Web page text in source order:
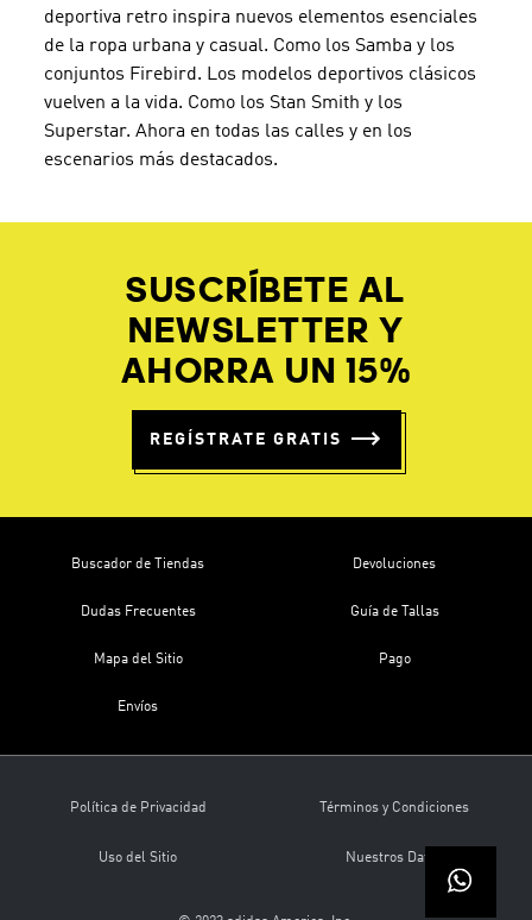
deportiva retro inspira nuevos elementos esenciales
de la ropa urbana y casual. Como los Samba y los
conjuntos Firebird. Los modelos deportivos clásicos
vuelven a la vida. Como los Stan Smith y los
Superstar. Ahora en todas las calles y en los
escenarios más destacados.
SUSCRÍBETE AL
NEWSLETTER Y
AHORRA UN 15%
REGÍSTRATE GRATIS
Buscador de Tiendas
Dudas Frecuentes
Mapa del Sitio
Envíos
Devoluciones
Guía de Tallas
Pago
Política de Privacidad Términos y Condiciones
Uso del Sitio Nuestros Datos